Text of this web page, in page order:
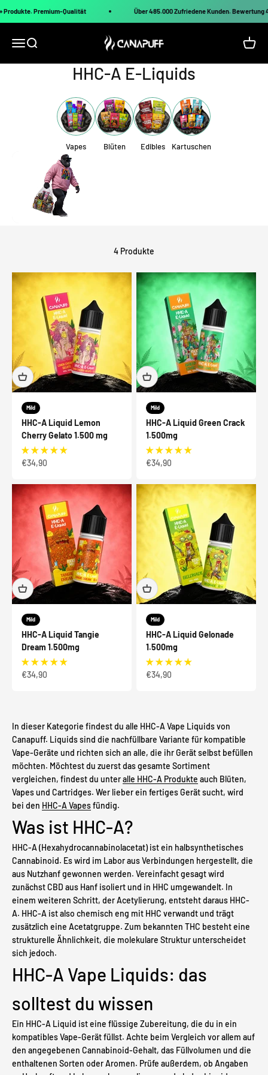
Produkte. Premium-Qualität Über 485.000 Zufriedene Kunden.
Navigationsmenü öffnen
Suche öffnen Canapuff
HHC-A E-Liquids
Vapes Blüten Edibles Kartuschen
4 Produkte
Mild
HHC-A Liquid Lemon
Cherry Gelato 1.500 mg
Angebot
€34,90
Mild
HHC-A Liquid Green Crack
1.500mg
Angebot
€34,90
Mild
HHC-A Liquid Tangie
Dream 1.500mg
Angebot
€34,90
Mild
HHC-A Liquid Gelonade
1.500mg
Angebot
€34,90
In dieser Kategorie findest du alle HHC-A Vape Liquids von
Canapuff. Liquids sind die nachfüllbare Variante für kompatible
Vape-Geräte und richten sich an alle, die ihr Gerät selbst befüllen
möchten. Möchtest du zuerst das gesamte Sortiment
vergleichen, findest du unteralle HHC-A Produkte auch Blüten,
Vapes und Cartridges. Wer lieber ein fertiges Gerät sucht, wird
bei den HHC-A Vapesfündig.
Was ist HHC-A?
HHC-A (Hexahydrocannabinolacetat) ist ein halbsynthetisches
Cannabinoid. Es wird im Labor aus Verbindungen hergestellt, die
aus Nutzhanf gewonnen werden. Vereinfacht gesagt wird
zunächst CBD aus Hanf isoliert und in HHC umgewandelt. In
einem weiteren Schritt, der Acetylierung, entsteht daraus HHC-
A. HHC-A ist also chemisch eng mit HHC verwandt und trägt
zusätzlich eine Acetatgruppe. Zum bekannten THC besteht eine
strukturelle Ähnlichkeit, die molekulare Struktur unterscheidet
sich jedoch.
HHC-A Vape Liquids: das
solltest du wissen
Ein HHC-A Liquid ist eine flüssige Zubereitung, die du in ein
kompatibles Vape-Gerät füllst. Achte beim Vergleich vor allem auf
den angegebenen Cannabinoid-Gehalt, das Füllvolumen und die
enthaltenen Sorten oder Aromen. Prüfe außerdem, ob Angaben